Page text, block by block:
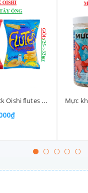
bim bim snack Oishi flutes 5k gói nhỡ (25-:-35)g